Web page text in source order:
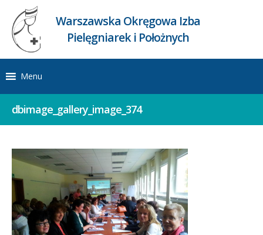
Warszawska Okręgowa Izba
Pielęgniarek i Położnych
Menu
dbimage_gallery_image_374